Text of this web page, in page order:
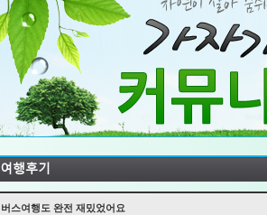
여행후기
버스여행도 완전 재밌었어요